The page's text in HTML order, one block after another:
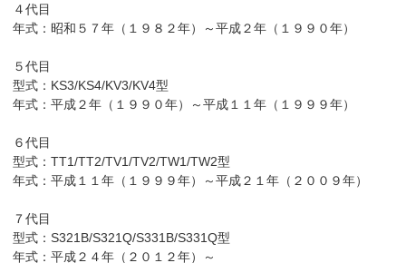
４代目
年式：昭和５７年（１９８２年）～平成２年（１９９０年）
５代目
型式：KS3/KS4/KV3/KV4型
年式：平成２年（１９９０年）～平成１１年（１９９９年）
６代目
型式：TT1/TT2/TV1/TV2/TW1/TW2型
年式：平成１１年（１９９９年）～平成２１年（２００９年）
７代目
型式：S321B/S321Q/S331B/S331Q型
年式：平成２４年（２０１２年）～